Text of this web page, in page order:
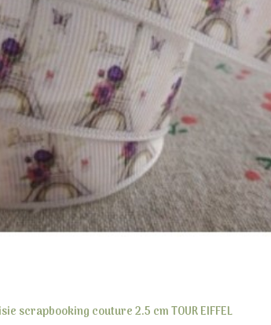
scrapbooking couture 2.5 cm TOUR EIFFEL